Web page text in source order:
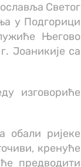
Светог
у Подгорици
Његово
Јоаникије са
изговориће
обали ријеке
кренуће
предводити